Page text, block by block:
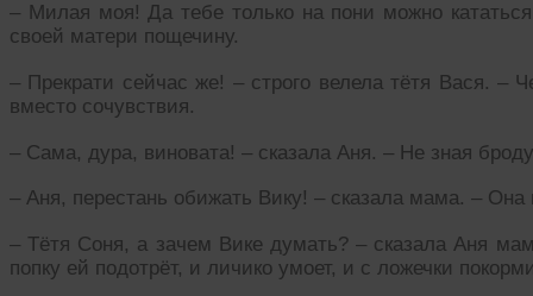
– Милая моя! Да тебе только на пони можно
своей матери пощечину.
– Прекрати сейчас же! – строго велела тётя Вася. –
вместо сочувствия.
– Сама, дура, виновата! – сказала Аня. – Не зная
– Аня, перестань обижать Вику! – сказала мама. – Она
– Тётя Соня, а зачем Вике думать? – сказала Аня
попку ей подотрёт, и личико умоет, и с ложечки